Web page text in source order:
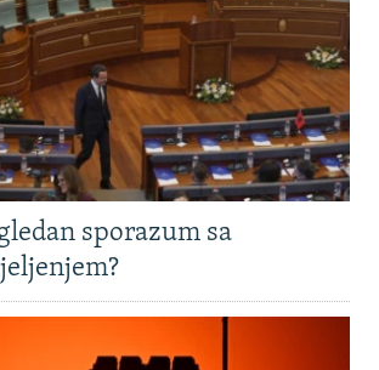
sporazum sa